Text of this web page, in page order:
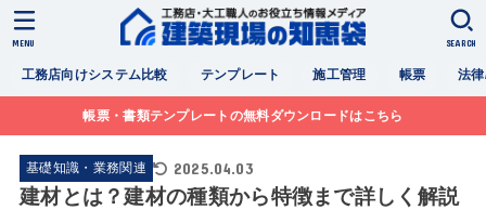
工務店向けシステム比較 テンプレート 施工管理 帳票 法
SEARCH
MENU
帳票・書類テンプレートの無料ダウンロードはこちら
基礎知識・業務関連 2025.04.03
建材とは？建材の種類から特徴まで詳しく解説